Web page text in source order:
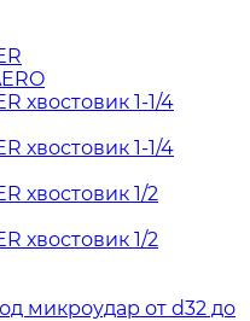
хвостовик 1-1/4
хвостовик 1-1/4
хвостовик 1/2
хвостовик 1/2
микроудар от d32 до